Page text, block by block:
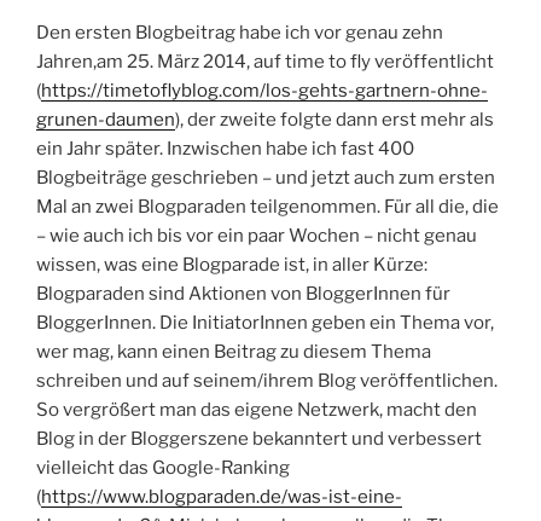
Den ersten Blogbeitrag habe ich vor genau zehn
Jahren,am 25. März 2014, auf time to fly veröffentlicht
(https://timetoflyblog.com/los-gehts-gartnern-ohne-
grunen-daumen), der zweite folgte dann erst mehr als
ein Jahr später. Inzwischen habe ich fast 400
Blogbeiträge geschrieben – und jetzt auch zum ersten
Mal an zwei Blogparaden teilgenommen. Für all die, die
– wie auch ich bis vor ein paar Wochen – nicht genau
wissen, was eine Blogparade ist, in aller Kürze:
Blogparaden sind Aktionen von BloggerInnen für
BloggerInnen. Die InitiatorInnen geben ein Thema vor,
wer mag, kann einen Beitrag zu diesem Thema
schreiben und auf seinem/ihrem Blog veröffentlichen.
So vergrößert man das eigene Netzwerk, macht den
Blog in der Bloggerszene bekanntert und verbessert
vielleicht das Google-Ranking
(https://www.blogparaden.de/was-ist-eine-